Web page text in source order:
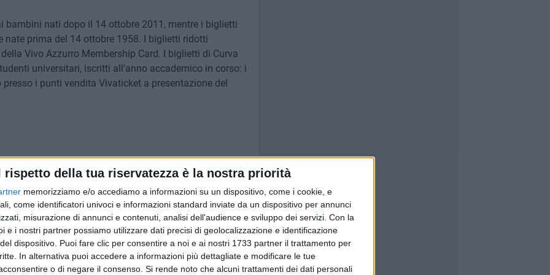
rispetto della tua riservatezza è la nostra priorità
memorizziamo e/o accediamo a informazioni su un dispositivo, come i cookie, e
come identificatori univoci e informazioni standard inviate da un dispositivo per annunci
misurazione di annunci e contenuti, analisi dell'audience e sviluppo dei servizi. Con la
e i nostri partner possiamo utilizzare dati precisi di geolocalizzazione e identificazione
dispositivo. Puoi fare clic per consentire a noi e ai nostri 1733 partner il trattamento per
In alternativa puoi accedere a informazioni più dettagliate e modificare le tue
o di negare il consenso. Si rende noto che alcuni trattamenti dei dati personali
bambini nati dopo il 14 ottobre 2011, mentre i biglietti
nate prima del 14 ottobre 1958. I biglietti ridotti
Vivo Azzurro Membership Card. I biglietti di Curva
universitari, iscritti all'anno accademico in corso: i
i punti vendita Vivaticket a presentazione del
Hospitality: per dettagli e offerte scrivere a
di accredito nel periodo compreso tra lunedì 2 e
posti disponibili, collegandosi al link